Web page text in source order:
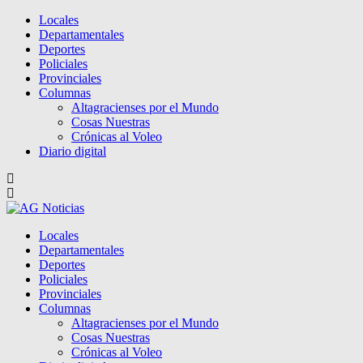
Locales
Departamentales
Deportes
Policiales
Provinciales
Columnas
Altagracienses por el Mundo
Cosas Nuestras
Crónicas al Voleo
Diario digital
Locales
Departamentales
Deportes
Policiales
Provinciales
Columnas
Altagracienses por el Mundo
Cosas Nuestras
Crónicas al Voleo